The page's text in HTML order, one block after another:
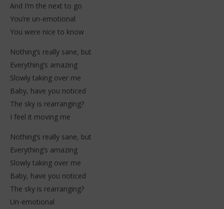
And I’m the next to go
You’re un-emotional
You were nice to know
Nothing’s really sane, but
Everything’s amazing
Slowly taking over me
Baby, have you noticed
The sky is rearranging?
I feel it moving me
Nothing’s really sane, but
Everything’s amazing
Slowly taking over me
Baby, have you noticed
The sky is rearranging?
Un-emotional